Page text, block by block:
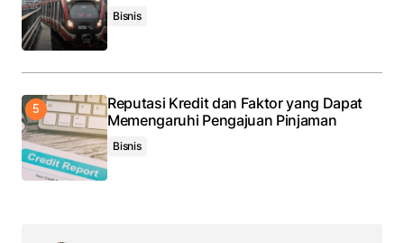
Bisnis
Reputasi Kredit dan Faktor yang Dapat
Memengaruhi Pengajuan Pinjaman
Bisnis